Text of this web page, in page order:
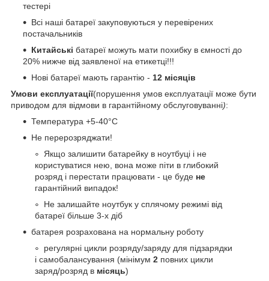
тестері
Всі наші батареї закуповуються у перевірених
постачальників
Китайські батареї можуть мати похибку в ємності до
20% нижче від заявленої на етикетці!!!
Нові батареї мають гарантію - 12 місяців
Умови експлуатації(порушення умов експлуатації може бути
приводом для відмови в гарантійному обслуговуванні):
Температура +5-40°С
Не перерозряджати!
Якщо залишити батарейку в ноутбуці і не
користуватися нею, вона може піти в глибокий
розряд і перестати працювати - це буде не
гарантійний випадок!
Не залишайте ноутбук у сплячому режимі від
батареї більше 3-х діб
батарея розрахована на нормальну роботу
регулярні цикли розряду/заряду для підзарядки
і самобалансування (мінімум 2 повних цикли
заряд/розряд в місяць)